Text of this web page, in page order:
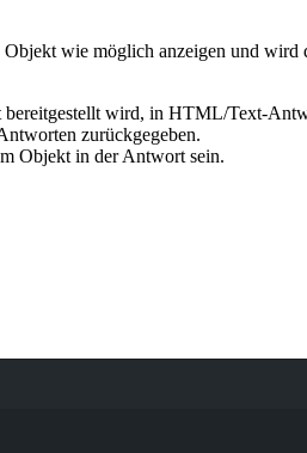
wie möglich anzeigen und
bereitgestellt wird, in HTML/Text-
zurückgegeben.
Objekt in der Antwort sein.